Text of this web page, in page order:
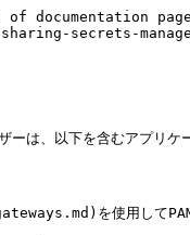
documentation
secrets-
、以下を含むアプリケ
を使用してPAM